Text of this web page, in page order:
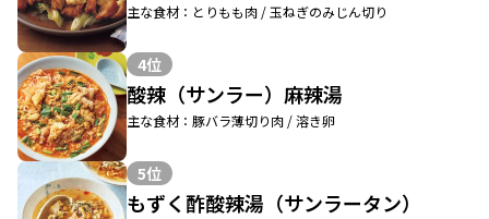
主な食材：とりもも肉 / 玉ねぎのみじん切り
4位
酸辣（サンラー）麻辣湯
主な食材：豚バラ薄切り肉 / 溶き卵
5位
もずく酢酸辣湯（サンラータン）